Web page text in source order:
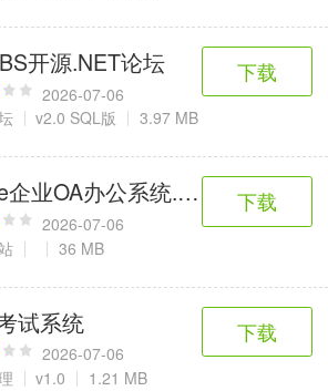
开源.NET论坛
2026-07-06
v2.0 SQL版 3.97 MB
下载
企业OA办公系统.NET(c#) 2010
2026-07-06
36 MB
下载
试系统
2026-07-06
v1.0 1.21 MB
下载